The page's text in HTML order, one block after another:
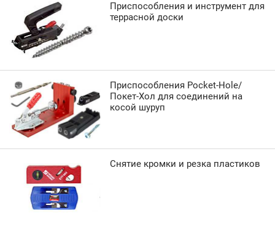
Приспособления и инструмент для
террасной доски
Приспособления Pocket-Hole/
Покет-Хол для соединений на
косой шуруп
Снятие кромки и резка пластиков